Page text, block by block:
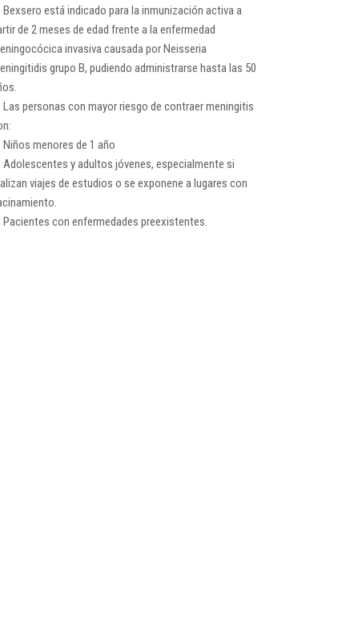
Bexsero está indicado para la inmunización activa a
de 2 meses de edad frente a la enfermedad
invasiva causada por Neisseria
grupo B, pudiendo administrarse hasta las 50
Las personas con mayor riesgo de contraer meningitis
Niños menores de 1 año
Adolescentes y adultos jóvenes, especialmente si
viajes de estudios o se exponene a lugares con
Pacientes con enfermedades preexistentes.